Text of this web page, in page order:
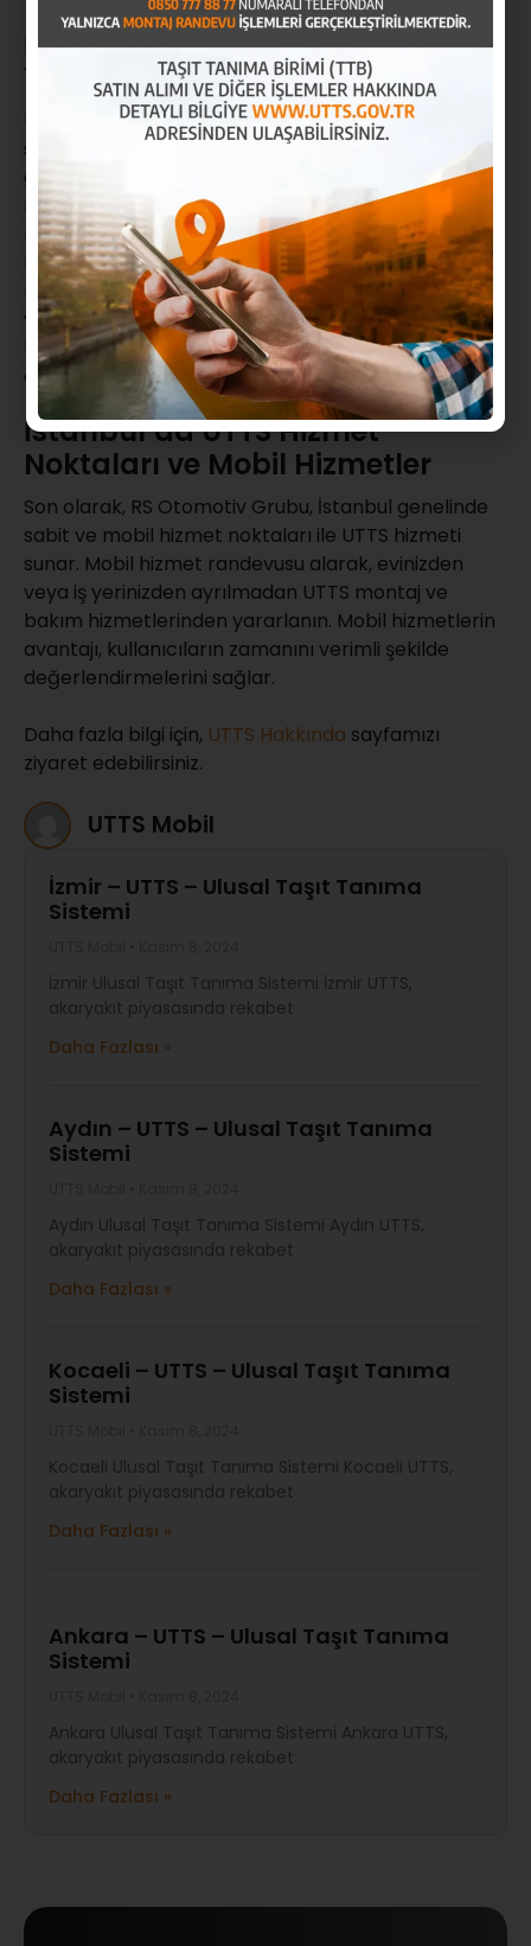
İstanbul – Başakşehir UTTS
Yetkili Montaj Firmaları
UTTS montajı için doğru firmayı seçmek, sistemin
sorunsuz çalışması açısından çok önemlidir. Türkiye
genelinde birçok yetkili UTTS montaj firması
bulunmaktadır, ancak güvenilir hizmet ve kaliteli
montaj için UTTS Mobil’i tercih etmeniz önerilir. UTTS
Mobil, kullanıcılarına hem sabit hem de mobil
montaj hizmeti sunar, böylece montaj işleminizi hızlı
ve kolay bir şekilde gerçekleştirebilirsiniz. Detaylı
bilgi içinUTTS Yetkili Montaj Firmalarısayfamıza göz
atabilirsiniz.
İstanbul’da UTTS Hizmet
Noktaları ve Mobil Hizmetler
Son olarak, RS Otomotiv Grubu, İstanbul genelinde
sabit ve mobil hizmet noktaları ile UTTS hizmeti
sunar. Mobil hizmet randevusu alarak, evinizden
veya iş yerinizden ayrılmadan UTTS montaj ve
bakım hizmetlerinden yararlanın. Mobil hizmetlerin
avantajı, kullanıcıların zamanını verimli şekilde
değerlendirmelerini sağlar.
Daha fazla bilgi için, UTTS Hakkında sayfamızı
ziyaret edebilirsiniz.
UTTS Mobil
İzmir – UTTS – Ulusal Taşıt Tanıma
Sistemi
İzmir Ulusal Taşıt Tanıma Sistemi İzmir UTTS,
akaryakıt piyasasında rekabet
Daha Fazlası »
Aydın – UTTS – Ulusal Taşıt Tanıma
Sistemi
Aydın Ulusal Taşıt Tanıma Sistemi Aydın UTTS,
akaryakıt piyasasında rekabet
Daha Fazlası »
Kocaeli – UTTS – Ulusal Taşıt Tanıma
Sistemi
Kocaeli Ulusal Taşıt Tanıma Sistemi Kocaeli UTTS,
akaryakıt piyasasında rekabet
Daha Fazlası »
Ankara – UTTS – Ulusal Taşıt Tanıma
Sistemi
Ankara Ulusal Taşıt Tanıma Sistemi Ankara UTTS,
akaryakıt piyasasında rekabet
Daha Fazlası »